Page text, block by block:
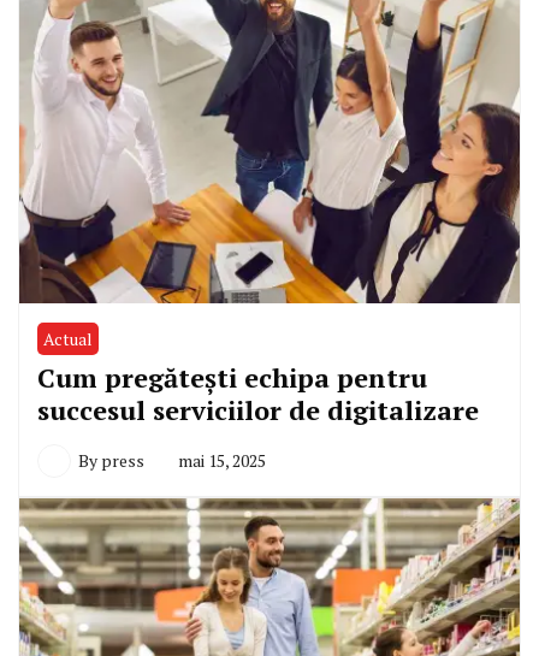
Actual
Cum pregătești echipa pentru
succesul serviciilor de digitalizare
By press mai 15, 2025